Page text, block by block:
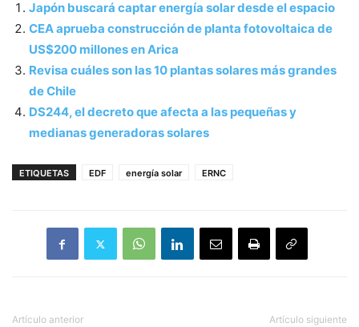
Japón buscará captar energía solar desde el espacio
CEA aprueba construcción de planta fotovoltaica de
US$200 millones en Arica
Revisa cuáles son las 10 plantas solares más grandes
de Chile
DS244, el decreto que afecta a las pequeñas y
medianas generadoras solares
ETIQUETAS EDF energía solar ERNC
Artículo anterior Artículo siguiente